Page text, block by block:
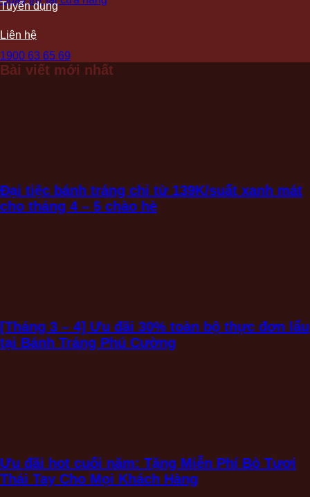
Tuyển dụng
Liên hệ
1900 63 65 69
Bài viết mới nhất
Đại tiệc bánh tráng chỉ từ 139K/suất xanh mát
cho tháng 4 – 5 chào hè
[Tháng 3 – 4] Ưu đãi 30% toàn bộ thực đơn lẩu
tại Bánh Tráng Phú Cường
Ưu đãi hot cuối năm: Tặng Miễn Phí Bò Tươi
Thái Tay Cho Mọi Khách Hàng